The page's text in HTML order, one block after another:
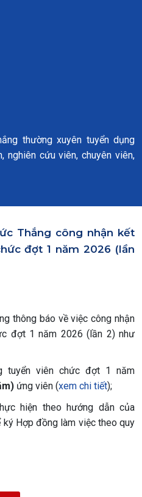
thường xuyên tuyển dụng
nghiên cứu viên, chuyên viên,
Thắng công nhận kết
đợt 1 năm 2026 (lần
thông báo về việc công nhận
đợt 1 năm 2026 (lần 2) như
tuyển viên chức đợt 1 năm
ứng viên (xem chi tiết);
hiện theo hướng dẫn của
ký Hợp đồng làm việc theo quy